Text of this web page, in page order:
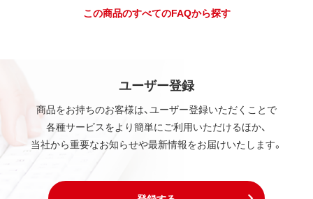
この商品のすべてのFAQから探す
ユーザー登録
商品をお持ちのお客様は、ユーザー登録いただくことで
各種サービスをより簡単にご利用いただけるほか、
当社から重要なお知らせや最新情報をお届けいたします。